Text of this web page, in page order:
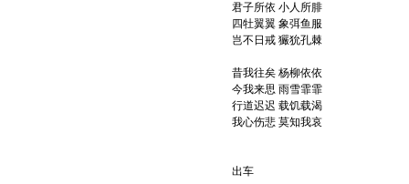
君子所依 小人所腓
四牡翼翼 象弭鱼服
岂不日戒 玁狁孔棘
昔我往矣 杨柳依依
今我来思 雨雪霏霏
行道迟迟 载饥载渴
我心伤悲 莫知我哀
出车